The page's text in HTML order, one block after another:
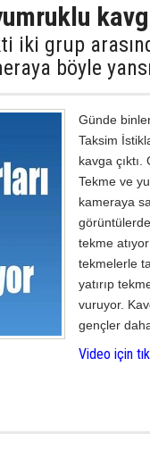
iki grup
böyle
Günde
Taksim
kavga
Tekme ve
kameraya
tekme
tekmelerle
yatırıp
vuruyor.
gençler
Video için